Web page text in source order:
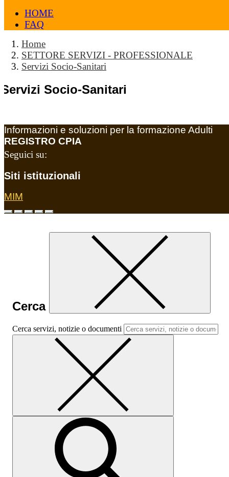
HOME
FAQ
Home
SETTORE SERVIZI - PROFESSIONALE
Servizi Socio-Sanitari
Servizi Socio-Sanitari
Informazioni e soluzioni per la formazione Adulti
REGISTRO CPIA
Seguici su:
Siti istituzionali
MIM
Cerca
Cerca servizi, notizie o documenti